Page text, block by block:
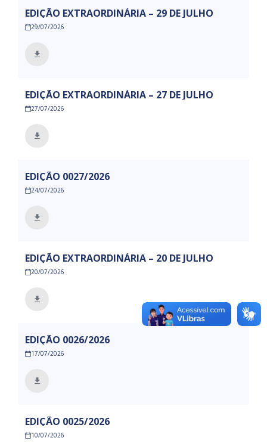
EDIÇÃO EXTRAORDINÁRIA – 29 DE JULHO
29/07/2026
EDIÇÃO EXTRAORDINÁRIA – 27 DE JULHO
27/07/2026
EDIÇÃO 0027/2026
24/07/2026
EDIÇÃO EXTRAORDINÁRIA – 20 DE JULHO
20/07/2026
EDIÇÃO 0026/2026
17/07/2026
EDIÇÃO 0025/2026
10/07/2026